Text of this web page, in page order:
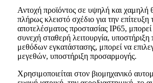
Αντοχή προϊόντος σε υψηλή και χαμηλή
πλήρως κλειστό σχέδιο για την επίτευξη
αποτελέσματος προστασίας IP65,
συνεχή σταθερή λειτουργία, υποστήριξη
μεθόδων εγκατάστασης, μπορεί να
μεγεθών, υποστήριξη προσαρμογής.
Χρησιμοποιείται στον βιομηχανικό